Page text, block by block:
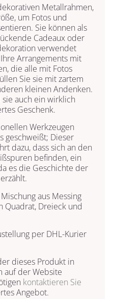
Metallrahmen,
um Fotos und
Sie können als
Cadeaux oder
verwendet
Arrangements mit
die alle mit Fotos
Sie sie mit zartem
kleinen Andenken.
auch ein wirklich
Geschenk.
Werkzeugen
geschweißt; Dieser
dazu, dass sich an den
befinden, ein
es die Geschichte der
aus Messing
Quadrat, Dreieck und
per DHL-Kurier
dieses Produkt in
auf der Website
kontaktieren Sie
Angebot.